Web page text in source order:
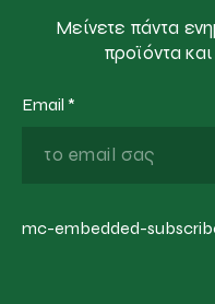
Μείνετε πάντα
προϊόντα
Email *
mc-embedded-